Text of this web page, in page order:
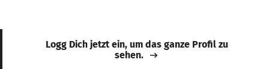
Logg Dich jetzt ein, um das ganze Profil zu
sehen.